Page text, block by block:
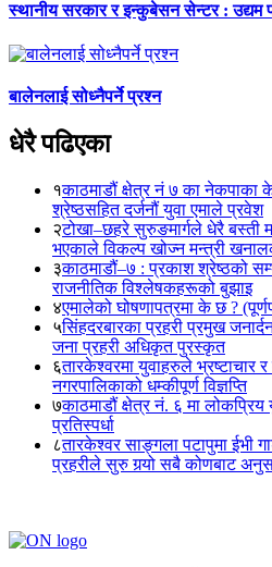
स्थानीय सरकार र इन्कुबेसन सेन्टर : उद्यम
बालेनलाई सोध्नैपर्ने प्रश्न
धेरै पढिएका
१काठमाडौं क्षेत्र नं ७ का नेकपाका
श्रेष्ठसहित दर्जनौं युवा एमाले प्रवेश
२टोखा–छहरे सुरुङमार्गले धेरै बस्ती
भएकाले विकल्प खोज्न मन्त्री
३काठमाडौं–७ : प्रकाश श्रेष्ठको
राजनीतिक विश्लेषकहरूको बुझाइ
४एमालेको घोषणापत्रमा के छ ?
५सिंहदरबारका प्रहरी प्रमुख
जना प्रहरी अधिकृत पुरस्कृत
६तारकेश्वरमा युवाहरुले भ्रष्टाचार
नगरपालिकाको धम्कीपूर्ण विज्ञप्ति
७काठमाडौं क्षेत्र नं. ६ मा
प्रतिस्पर्धा
८तारकेश्वर साङ्गला पटापुमा ईभी
प्रहरीले सुरु गर्‍यो सबै कोणबाट